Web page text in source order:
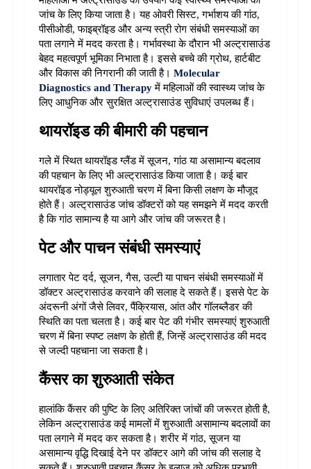
जांच के लिए किया जाता है। यह ओवरी सिस्ट, गर्भाशय की गांठ,
पीसीओडी, फाइब्रॉइड और अन्य स्त्री रोग संबंधी समस्याओं का
पता लगाने में मदद करता है। गर्भावस्था के दौरान भी अल्ट्रासाउंड
बेहद महत्वपूर्ण भूमिका निभाता है। इससे बच्चे की ग्रोथ, हार्टबीट
और विकास की निगरानी की जाती है। Molecular
Diagnostics and Therapy में महिलाओं की स्वास्थ्य जांच के
लिए आधुनिक और सुरक्षित अल्ट्रासाउंड सुविधाएं उपलब्ध हैं।
थायरॉइड की बीमारी की पहचान
गले में स्थित थायरॉइड ग्लैंड में सूजन, गांठ या असामान्य बदलाव
की पहचान के लिए भी अल्ट्रासाउंड किया जाता है। कई बार
थायरॉइड नोड्यूल शुरुआती चरण में बिना किसी लक्षण के मौजूद
होते हैं। अल्ट्रासाउंड जांच डॉक्टरों को यह समझने में मदद करती
है कि गांठ सामान्य है या आगे और जांच की जरूरत है।
पेट और पाचन संबंधी समस्याएं
लगातार पेट दर्द, सूजन, गैस, उल्टी या पाचन संबंधी समस्याओं में
डॉक्टर अल्ट्रासाउंड करवाने की सलाह दे सकते हैं। इससे पेट के
अंदरूनी अंगों जैसे लिवर, पैंक्रियास, आंत और गॉलब्लैडर की
स्थिति का पता चलता है। कई बार पेट की गंभीर समस्याएं शुरुआती
चरण में बिना स्पष्ट लक्षण के होती हैं, जिन्हें अल्ट्रासाउंड की मदद
से जल्दी पहचाना जा सकता है।
कैंसर का शुरुआती संकेत
हालांकि कैंसर की पुष्टि के लिए अतिरिक्त जांचों की जरूरत होती है,
लेकिन अल्ट्रासाउंड कई मामलों में शुरुआती असामान्य बदलावों का
पता लगाने में मदद कर सकता है। शरीर में गांठ, सूजन या
असामान्य वृद्धि दिखाई देने पर डॉक्टर आगे की जांच की सलाह दे